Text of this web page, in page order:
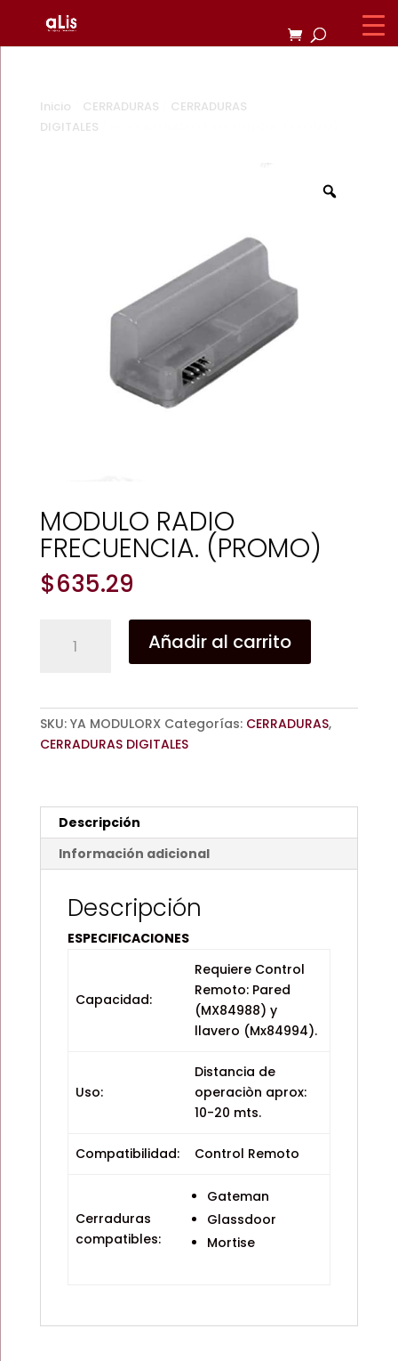
Inicio CERRADURAS
CERRADURAS
DIGITALES
MODULO RADIO
FRECUENCIA. (PROMO)
$635.29
RADIO
cantidad
Añadir al carrito
SKU: YA MODULORX Categorías: CERRADURAS,
CERRADURAS DIGITALES
Descripción
Información adicional
Descripción
ESPECIFICACIONES
Capacidad:
Requiere Control
Remoto: Pared
(MX84988) y
llavero (Mx84994).
Uso:
Distancia de
operaciòn aprox:
10-20 mts.
Compatibilidad: Control Remoto
Cerraduras
compatibles:
Gateman
Glassdoor
Mortise